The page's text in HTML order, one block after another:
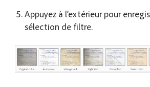
Appuyez à l’extérieur pour
sélection de filtre.